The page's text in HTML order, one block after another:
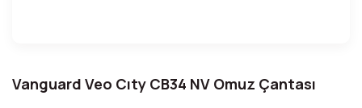
Vanguard Veo Cıty CB34 NV Omuz Çantası